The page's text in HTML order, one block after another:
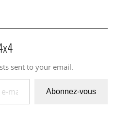
sent to your email.
Abonnez-vous